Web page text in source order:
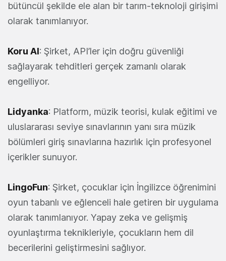
bütüncül şekilde ele alan bir tarım-teknoloji girişimi
olarak tanımlanıyor.
Koru AI: Şirket, API’ler için doğru güvenliği
sağlayarak tehditleri gerçek zamanlı olarak
engelliyor.
Lidyanka: Platform, müzik teorisi, kulak eğitimi ve
uluslararası seviye sınavlarının yanı sıra müzik
bölümleri giriş sınavlarına hazırlık için profesyonel
içerikler sunuyor.
LingoFun: Şirket, çocuklar için İngilizce öğrenimini
oyun tabanlı ve eğlenceli hale getiren bir uygulama
olarak tanımlanıyor. Yapay zeka ve gelişmiş
oyunlaştırma teknikleriyle, çocukların hem dil
becerilerini geliştirmesini sağlıyor.